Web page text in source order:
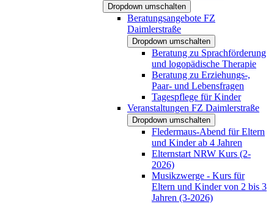
Dropdown umschalten
Beratungsangebote FZ
Daimlerstraße
Dropdown umschalten
Beratung zu Sprachförderung
und logopädische Therapie
Beratung zu Erziehungs-,
Paar- und Lebensfragen
Tagespflege für Kinder
Veranstaltungen FZ Daimlerstraße
Dropdown umschalten
Fledermaus-Abend für Eltern
und Kinder ab 4 Jahren
Elternstart NRW Kurs (2-
2026)
Musikzwerge - Kurs für
Eltern und Kinder von 2 bis 3
Jahren (3-2026)